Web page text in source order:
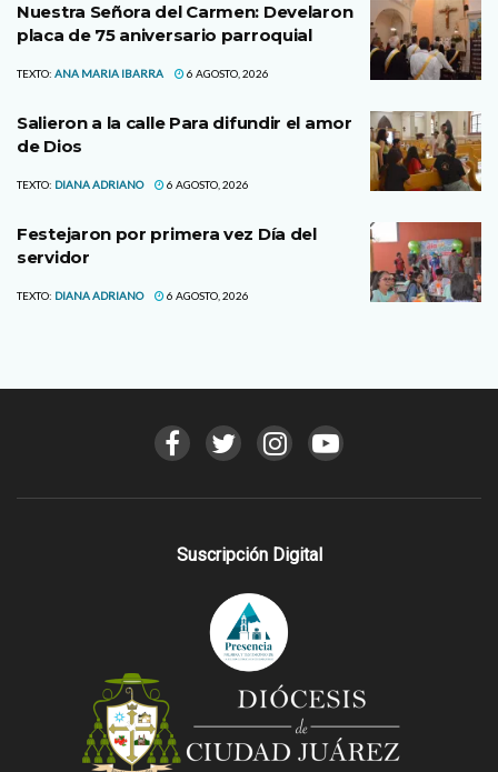
Nuestra Señora del Carmen: Develaron
placa de 75 aniversario parroquial
TEXTO: ANA MARIA IBARRA 6 AGOSTO, 2026
Salieron a la calle Para difundir el amor
de Dios
TEXTO: DIANA ADRIANO 6 AGOSTO, 2026
Festejaron por primera vez Día del
servidor
TEXTO: DIANA ADRIANO 6 AGOSTO, 2026
Suscripción Digital